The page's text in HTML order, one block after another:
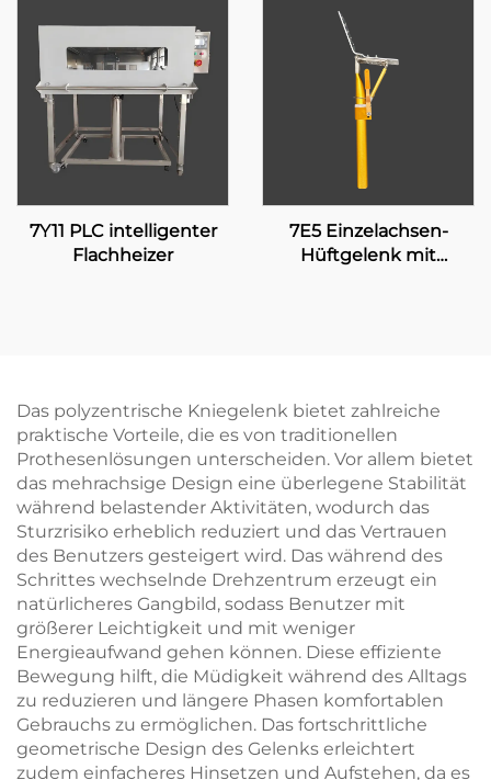
7Y11 PLC intelligenter
Flachheizer
7E5 Einzelachsen-
Hüftgelenk mit
Das polyzentrische Kniegelenk bietet zahlreiche
praktische Vorteile, die es von traditionellen
Prothesenlösungen unterscheiden. Vor allem bietet
das mehrachsige Design eine überlegene Stabilität
während belastender Aktivitäten, wodurch das
Sturzrisiko erheblich reduziert und das Vertrauen
des Benutzers gesteigert wird. Das während des
Schrittes wechselnde Drehzentrum erzeugt ein
natürlicheres Gangbild, sodass Benutzer mit
größerer Leichtigkeit und mit weniger
Energieaufwand gehen können. Diese effiziente
Bewegung hilft, die Müdigkeit während des Alltags
zu reduzieren und längere Phasen komfortablen
Gebrauchs zu ermöglichen. Das fortschrittliche
geometrische Design des Gelenks erleichtert
zudem einfacheres Hinsetzen und Aufstehen, da es